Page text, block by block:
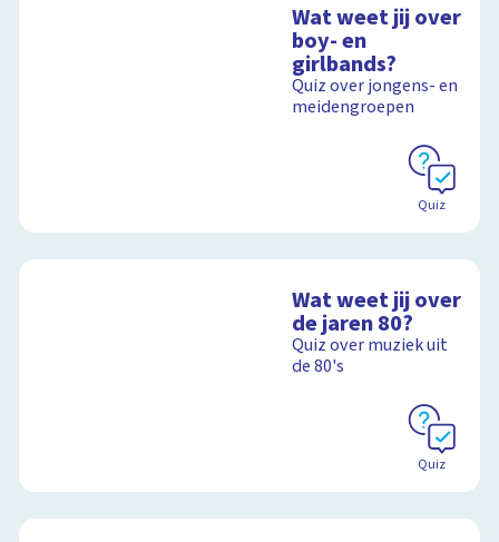
Wat weet jij over
boy- en
girlbands?
Quiz over jongens- en
meidengroepen
Quiz
Wat weet jij over
de jaren 80?
Quiz over muziek uit
de 80's
Quiz